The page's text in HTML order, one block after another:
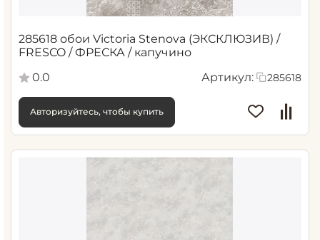
285618 обои Victoria Stenova (ЭКСКЛЮЗИВ) /
FRESCO / ФРЕСКА / капучино
0.0
Артикул: 285618
Авторизуйтесь, чтобы купить